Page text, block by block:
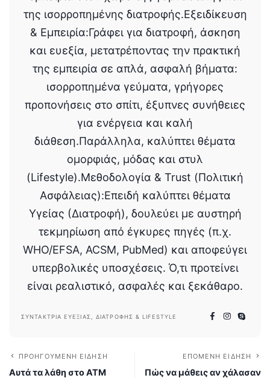
της ισορροπημένης διατροφής.Εξειδίκευση
& Εμπειρία:Γράφει για διατροφή, άσκηση
και ευεξία, μετατρέποντας την πρακτική
της εμπειρία σε απλά, ασφαλή βήματα:
ισορροπημένα γεύματα, γρήγορες
προπονήσεις στο σπίτι, έξυπνες συνήθειες
για ενέργεια και καλή
διάθεση.Παράλληλα, καλύπτει θέματα
ομορφιάς, μόδας και στυλ
(Lifestyle).Μεθοδολογία & Trust (Πολιτική
Ασφάλειας):Επειδή καλύπτει θέματα
Υγείας (Διατροφή), δουλεύει με αυστηρή
τεκμηρίωση από έγκυρες πηγές (π.χ.
WHO/EFSA, ACSM, PubMed) και αποφεύγει
υπερβολικές υποσχέσεις. Ό,τι προτείνει
είναι ρεαλιστικό, ασφαλές και ξεκάθαρο.
ΣΥΝΤΆΚΤΡΙΑ ΕΥΕΞΊΑΣ, ΔΙΑΤΡΟΦΉΣ & LIFESTYLE
ΠΡΟΗΓΟΎΜΕΝΗ ΕΊΔΗΣΗ
Αυτά τα λάθη στο ATM
ΕΠΌΜΕΝΗ ΕΊΔΗΣΗ
Πώς να μάθεις αν χάλασαν